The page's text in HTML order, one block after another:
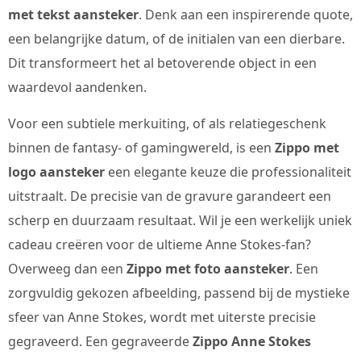
met tekst aansteker. Denk aan een inspirerende quote,
een belangrijke datum, of de initialen van een dierbare.
Dit transformeert het al betoverende object in een
waardevol aandenken.
Voor een subtiele merkuiting, of als relatiegeschenk
binnen de fantasy- of gamingwereld, is een Zippo met
logo aansteker een elegante keuze die professionaliteit
uitstraalt. De precisie van de gravure garandeert een
scherp en duurzaam resultaat. Wil je een werkelijk uniek
cadeau creëren voor de ultieme Anne Stokes-fan?
Overweeg dan een Zippo met foto aansteker. Een
zorgvuldig gekozen afbeelding, passend bij de mystieke
sfeer van Anne Stokes, wordt met uiterste precisie
gegraveerd. Een gegraveerdeZippo Anne Stokes